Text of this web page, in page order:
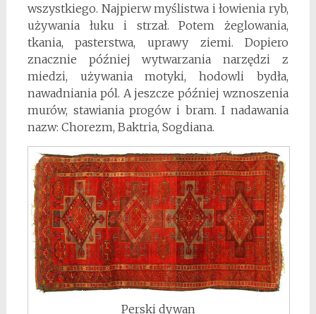
wszystkiego. Najpierw myślistwa i łowienia ryb,
używania łuku i strzał. Potem żeglowania,
tkania, pasterstwa, uprawy ziemi. Dopiero
znacznie później wytwarzania narzędzi z
miedzi, używania motyki, hodowli bydła,
nawadniania pól. A jeszcze później wznoszenia
murów, stawiania progów i bram. I nadawania
nazw: Chorezm, Baktria, Sogdiana.
Perski dywan